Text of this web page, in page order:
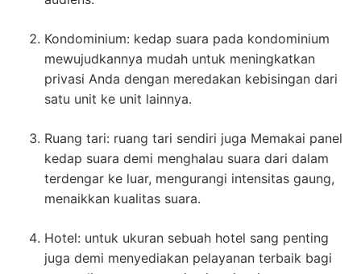
Kondominium: kedap suara pada kondominium
mewujudkannya mudah untuk meningkatkan
privasi Anda dengan meredakan kebisingan dari
satu unit ke unit lainnya.
Ruang tari: ruang tari sendiri juga Memakai panel
kedap suara demi menghalau suara dari dalam
terdengar ke luar, mengurangi intensitas gaung,
menaikkan kualitas suara.
Hotel: untuk ukuran sebuah hotel sang penting
juga demi menyediakan pelayanan terbaik bagi